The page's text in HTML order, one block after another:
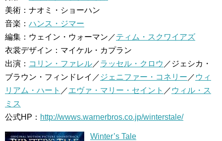
美術：ナオミ・ショーハン
音楽： ハンス・ジマー
編集：ウェイン・ウォーマン／ティム・スクワイアズ
衣裳デザイン：マイケル・カプラン
出演： コリン・ファレル／ラッセル・クロウ ／ジェシカ・
ブラウン・フィンドレイ／ ジェニファー・コネリー ／ ウィ
リアム・ハート ／エヴァ・マリー・セイント ／ ウィル・ス
ミス
公式HP： http://wwws.warnerbros.co.jp/winterstale/
Winter’s Tale